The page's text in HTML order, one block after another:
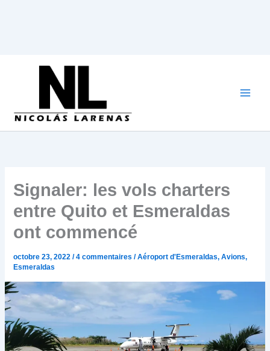
Signaler: les vols charters
entre Quito et Esmeraldas
ont commencé
octobre 23, 2022/4 commentaires /Aéroport d'Esmeraldas,Avions,
Esmeraldas